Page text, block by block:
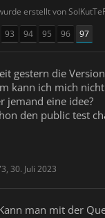
erstellt von
93 94 95 96 97
gestern die
kann ich mich
jemand eine idee?
den public test
, 30. Juli 2023
man mit der